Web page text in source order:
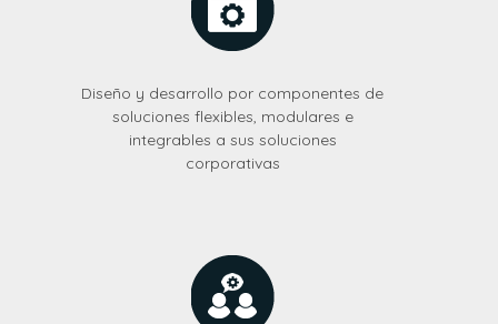
Diseño y desarrollo por componentes de
soluciones flexibles, modulares e
integrables a sus soluciones
corporativas